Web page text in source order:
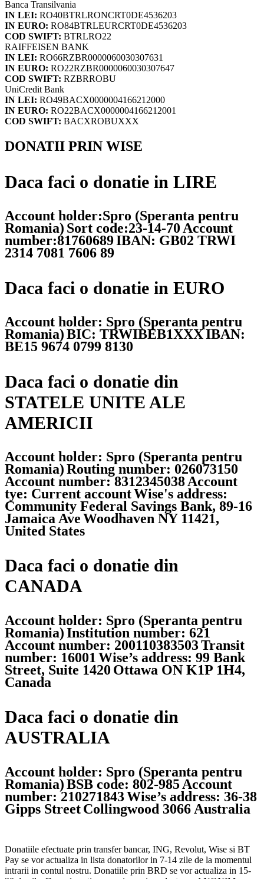
Banca Transilvania
IN LEI: RO40BTRLRONCRT0DE4536203
IN EURO: RO84BTRLEURCRT0DE4536203
COD SWIFT: BTRLRO22
RAIFFEISEN BANK
IN LEI: RO66RZBR0000060030307631
IN EURO: RO22RZBR0000060030307647
COD SWIFT: RZBRROBU
UniCredit Bank
IN LEI: RO49BACX0000004166212000
IN EURO: RO22BACX0000004166212001
COD SWIFT: BACXROBUXXX
DONATII PRIN WISE
Daca faci o donatie in LIRE
Account holder:Spro (Speranta pentru
Romania) Sort code:23-14-70Account
number:81760689IBAN: GB02 TRWI
2314 7081 7606 89
Daca faci o donatie in EURO
Account holder: Spro (Speranta pentru
Romania)BIC: TRWIBEB1XXXIBAN:
BE15 9674 0799 8130
Daca faci o donatie din
STATELE UNITE ALE
AMERICII
Account holder: Spro (Speranta pentru
Romania)Routing number: 026073150
Account number: 8312345038Account
tye: Current accountWise's address:
Community Federal Savings Bank, 89-16
Jamaica AveWoodhaven NY 11421,
United States
Daca faci o donatie din
CANADA
Account holder: Spro (Speranta pentru
Romania)Institution number: 621
Account number: 200110383503Transit
number: 16001 Wise’s address: 99 Bank
Street, Suite 1420 Ottawa ON K1P 1H4,
Canada
Daca faci o donatie din
AUSTRALIA
Account holder: Spro (Speranta pentru
Romania)BSB code: 802-985Account
number: 210271843Wise’s address: 36-38
Gipps StreetCollingwood 3066 Australia
Donatiile efectuate prin transfer bancar, ING, Revolut, Wise si BT
Pay se vor actualiza in lista donatorilor in 7-14 zile de la momentul
intrarii in contul nostru. Donatiile prin BRD se vor actualiza in 15-